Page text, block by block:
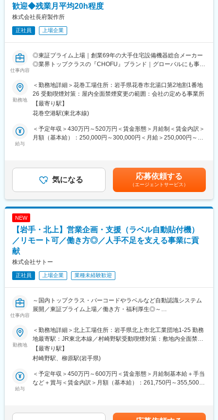
■充実した就業環境：
◎完全週休2日（土・日・祝）／リフレッシュ休暇制度（10日間
／2023年度）
◎PC自動シャットダウン管理（許可なく夜間や休日にパソコンの
利用不可）
い環境です
◎＜働き方改革関連認定企業＞やまぐち健康経営認定企業／誰も
が活躍できるやまぐちの企業
■当社について：
当社は69年の歴史を持つ住宅設備機器総合メーカーです。
給湯器・空調機器・システムバスやキッチン・太陽熱温水器など
また近年は海外にもヒートポンプ式熱源機やガス給湯器の普及が
拡大しておりグローバルへCHOFUブランドを展開しています。
変更の範囲：会社の定める業務
歓迎◆残業月平均20h程度
株式会社長府製作所
正社員 上場企業
仕事内容
◎東証プライム上場｜創業69年の大手住宅設備機器総合メーカー
◎業界トップクラスの『CHOFU』ブランド｜グローバルにも事業
◎充実の福利厚生｜賞与5.78カ月支給｜社員の定着率90％以上
■職務内容：
住宅設備機器の回路設計及び開発業務を担当します。
製品の試作及び性能試験を含めご対応いただきます。
【製品例】
・給湯機器：石油給湯器/石油風呂釜/ガス給湯器/ガス風呂釜/電気
テム/石油ストーブ
・システム機器：システムバス/人工大理石浴槽/システムキッチン
・ソーラー機器：太陽熱温水器/ソーラー床下換気扇
担当製品を決定いたします。
／2023年度）
◎賞与5.78カ月分支給（昨年度実績）
利用不可）
◎残業削減に力を入れており、ワークライフバランスを整えやす
◎＜働き方改革関連認定企業＞やまぐち健康経営認定企業／誰も
が活躍できるやまぐちの企業
■当社について：
当社は69年の歴史を持つ住宅設備機器総合メーカーです。
給湯器・空調機器・システムバスやキッチン・太陽熱温水器など
幅広い住宅設備を手掛けています。
優れた自社製品を各ニーズに合わせて提案してきた結果、給湯器
また近年は海外にもヒートポンプ式熱源機やガス給湯器の普及が
勤務地
＜勤務地詳細＞花巻工場住所：岩手県花巻市北湯口第2地割1番地
26 受動喫煙対策：屋内全面禁煙変更の範囲：会社の定める事業所
【最寄り駅】
花巻空港駅(東北本線)
給与
＜予定年収＞430万円～520万円＜賃金形態＞月給制＜賃金内訳＞
月額（基本給）：250,000円～300,000円＜月給＞250,000円～
■35歳：年収570万円（月給32万円＋各種手当＋賞与2回）賃金は
あくまでも目安の金額であり、選考を通じて上下する可能性があ
ります。月給(月額)は固定手当を含めた表記です。
気になる 応募依頼する
（エージェントサービス）
NEW
【岩手・北上】営業企画・支援（ラベル自動貼付機）
／リモート可／働き方◎／人手不足を支える事業に貢
献
株式会社サトー
正社員 上場企業 業種未経験歓迎
仕事内容
～国内トップクラス・バーコードやラベルなど自動認識システム
展開／東証プライム上場／働き方・福利厚生◎～
■仕事概要：
労働人口減少で高まる生産性向上ニーズに応え、顧客の現場に最
適な技術を組み合わせた自動化提案を行います。ラベル自動貼付
機を軸に自動化ソリューションを社内外へ展開し、営業同行や商
談支援を通じて成約・業務改善を実現。成果が評価や感謝として
返る、IoT・DX推進にも貢献できる仕事です。配属は経験に応じ
て商談支援または企画推進となります。
同行含む）７～8割
勤務地
＜勤務地詳細＞北上工場住所：岩手県北上市北工業団地1-25 勤務
地最寄駅：JR東北本線／村崎野駅受動喫煙対策：敷地内全面禁煙
変更の範囲：会社の定める事業所（リモートワーク含む）
【最寄り駅】
村崎野駅、柳原駅(岩手県)
給与
＜予定年収＞450万円～600万円＜賃金形態＞月給制基本給＋手当
など＋賞与＜賃金内訳＞月額（基本給）：261,750円～355,500円